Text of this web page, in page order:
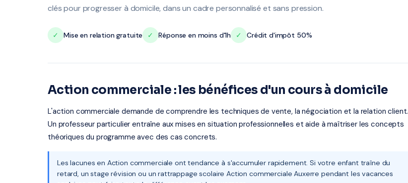
clés pour progresser à domicile, dans un cadre personnalisé et sans pression.
✓ Mise en relation gratuite ✓ Réponse en moins d'1h ✓ Crédit d'impôt 50%
Action commerciale : les bénéfices d'un cours à domicile
L'action commerciale demande de comprendre les techniques de vente, la négociation et la relation client.
Un professeur particulier entraîne aux mises en situation professionnelles et aide à maîtriser les concepts
théoriques du programme avec des cas concrets.
Les lacunes en Action commerciale ont tendance à s'accumuler rapidement. Si votre enfant traîne du
retard, un stage révision ou un rattrappage scolaire Action commerciale Auxerre pendant les vacances